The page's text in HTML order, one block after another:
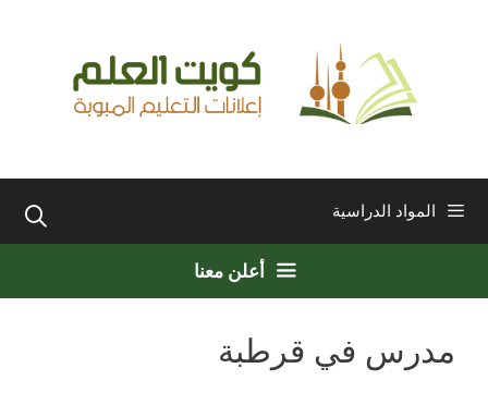
المواد الدراسية
أعلن معنا
مدرس في قرطبة